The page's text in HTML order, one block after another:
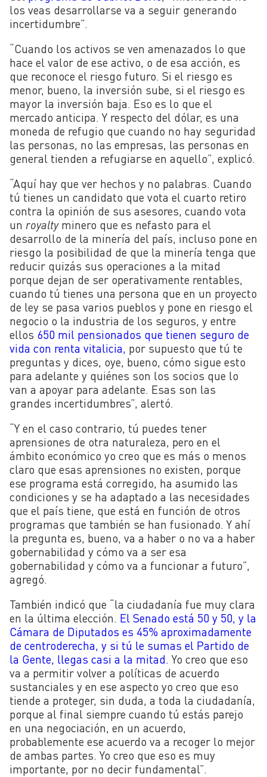
los veas desarrollarse va a seguir generando
incertidumbre”.
“Cuando los activos se ven amenazados lo que
hace el valor de ese activo, o de esa acción, es
que reconoce el riesgo futuro. Si el riesgo es
menor, bueno, la inversión sube, si el riesgo es
mayor la inversión baja. Eso es lo que el
mercado anticipa. Y respecto del dólar, es una
moneda de refugio que cuando no hay seguridad
las personas, no las empresas, las personas en
general tienden a refugiarse en aquello”, explicó.
“Aquí hay que ver hechos y no palabras. Cuando
tú tienes un candidato que vota el cuarto retiro
contra la opinión de sus asesores, cuando vota
un royaltyminero que es nefasto para el
desarrollo de la minería del país, incluso pone en
riesgo la posibilidad de que la minería tenga que
reducir quizás sus operaciones a la mitad
porque dejan de ser operativamente rentables,
cuando tú tienes una persona que en un proyecto
de ley se pasa varios pueblos y pone en riesgo el
negocio o la industria de los seguros, y entre
ellos 650 mil pensionados que tienen seguro de
vida con renta vitalicia, por supuesto que tú te
preguntas y dices, oye, bueno, cómo sigue esto
para adelante y quiénes son los socios que lo
van a apoyar para adelante. Esas son las
grandes incertidumbres”, alertó.
“Y en el caso contrario, tú puedes tener
aprensiones de otra naturaleza, pero en el
ámbito económico yo creo que es más o menos
claro que esas aprensiones no existen, porque
ese programa está corregido, ha asumido las
condiciones y se ha adaptado a las necesidades
que el país tiene, que está en función de otros
programas que también se han fusionado. Y ahí
la pregunta es, bueno, va a haber o no va a haber
gobernabilidad y cómo va a ser esa
gobernabilidad y cómo va a funcionar a futuro”,
agregó.
También indicó que “la ciudadanía fue muy clara
en la última elección. El Senado está 50 y 50, y la
Cámara de Diputados es 45% aproximadamente
de centroderecha, y si tú le sumas el Partido de
la Gente, llegas casi a la mitad. Yo creo que eso
va a permitir volver a políticas de acuerdo
sustanciales y en ese aspecto yo creo que eso
tiende a proteger, sin duda, a toda la ciudadanía,
porque al final siempre cuando tú estás parejo
en una negociación, en un acuerdo,
probablemente ese acuerdo va a recoger lo mejor
de ambas partes. Yo creo que eso es muy
importante, por no decir fundamental”.